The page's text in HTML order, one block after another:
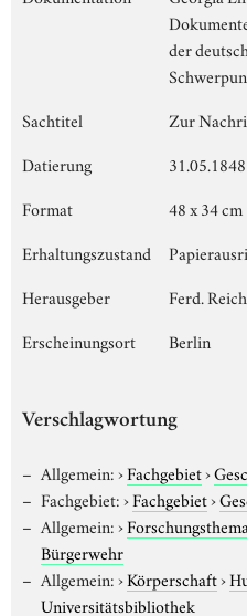
der
Sachtitel
Zur
Datierung
31.05.1848
Format
48 x 34 cm
Erhaltungszustand
Herausgeber
Ferd.
Erscheinungsort
Berlin
Verschlagwortung
Allgemein:›Fachgebiet›
Fachgebiet:›Fachgebiet›
Allgemein:›Forschungsthema
Bürgerwehr
Allgemein:›Körperschaft›
Universitätsbibliothek